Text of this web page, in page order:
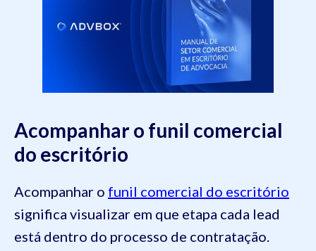
Acompanhar o funil comercial
do escritório
Acompanhar o funil comercial do escritório
significa visualizar em que etapa cada lead
está dentro do processo de contratação.